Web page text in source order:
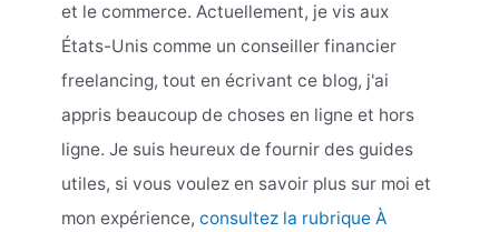
et le commerce. Actuellement, je vis aux
États-Unis comme un conseiller financier
freelancing, tout en écrivant ce blog, j'ai
appris beaucoup de choses en ligne et hors
ligne. Je suis heureux de fournir des guides
utiles, si vous voulez en savoir plus sur moi et
mon expérience, consultez la rubrique À